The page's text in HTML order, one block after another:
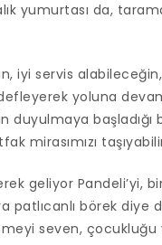
yumurtası da,
iyi servis alabileceğin,
yoluna
başladığı
mirasımızı
geliyor Pandeli’yi,
patlıcanlı börek
seven,